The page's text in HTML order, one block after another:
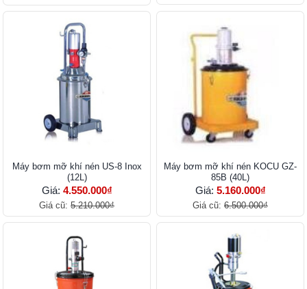
Máy bơm mỡ khí nén US-8 Inox
(12L)
Giá: 4.550.000₫
Giá cũ: 5.210.000₫
Máy bơm mỡ khí nén KOCU GZ-
85B (40L)
Giá: 5.160.000₫
Giá cũ: 6.500.000₫